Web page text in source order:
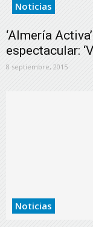
Noticias
‘Almería
espectacular:
8 septiembre, 2015
Noticias